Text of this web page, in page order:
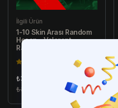
İlgili Ürün
1-10 Skin Arası Random
Hesap - Valorant
Random Hesap
4.5(149)
₺34.99
₺89.99
İncele